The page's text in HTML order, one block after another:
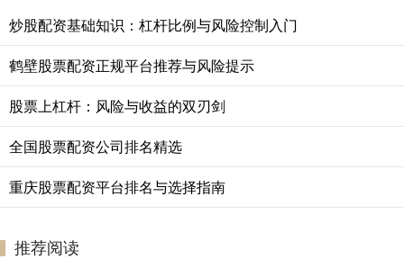
炒股配资基础知识：杠杆比例与风险控制入门
鹤壁股票配资正规平台推荐与风险提示
股票上杠杆：风险与收益的双刃剑
全国股票配资公司排名精选
重庆股票配资平台排名与选择指南
推荐阅读